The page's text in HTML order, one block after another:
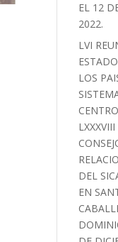
EL 12
2022.
LVI
LOS
DEL
EN